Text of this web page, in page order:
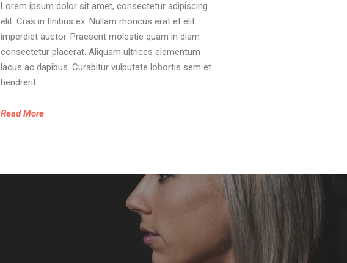
Lorem ipsum dolor sit amet, consectetur adipiscing
elit. Cras in finibus ex. Nullam rhoncus erat et elit
imperdiet auctor. Praesent molestie quam in diam
consectetur placerat. Aliquam ultrices elementum
lacus ac dapibus. Curabitur vulputate lobortis sem et
hendrerit.
Read More